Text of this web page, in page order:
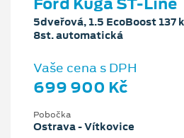
5dveřová, 1.5 EcoBoost 137
8st. automatická
Vaše cena s DPH
699 900 Kč
Pobočka
Ostrava - Vítkovice